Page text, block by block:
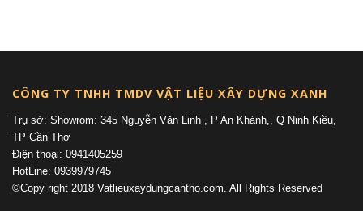
CÔNG TY TNHH TMDV VẬT LIỆU XÂY DỰNG XANH
Trụ sở: Showrom: 345 Nguyễn Văn Linh , P An Khánh,, Q Ninh Kiều,
TP Cần Thơ
Điện thoại: 0941405259
HotLine: 0939979745
©Copy right 2018 Vatlieuxaydungcantho.com. All Rights Reserved